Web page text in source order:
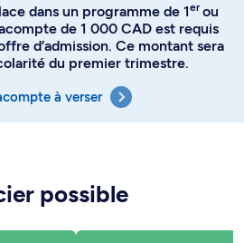
dans un programme de 1erou
de 1 000 CAD est requis
d’admission. Ce montant sera
du premier trimestre.
à verser
possible